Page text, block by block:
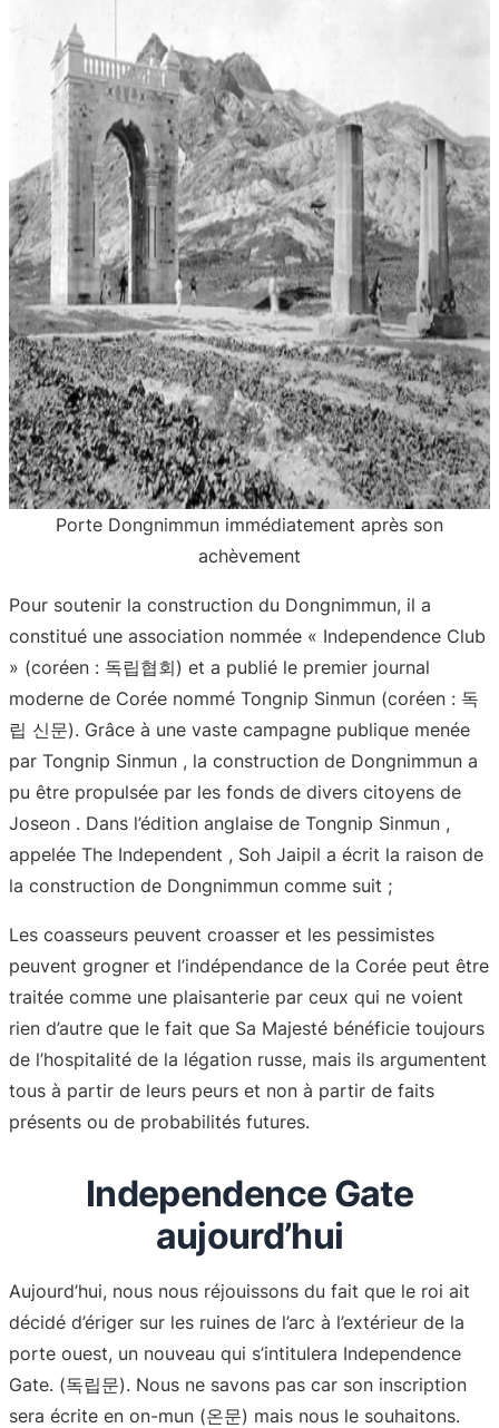
Porte Dongnimmun immédiatement après son
achèvement
Pour soutenir la construction du Dongnimmun, il a
constitué une association nommée « Independence Club
» (coréen : 독립협회) et a publié le premier journal
moderne de Corée nommé Tongnip Sinmun (coréen : 독
립 신문). Grâce à une vaste campagne publique menée
par Tongnip Sinmun , la construction de Dongnimmun a
pu être propulsée par les fonds de divers citoyens de
Joseon . Dans l’édition anglaise de Tongnip Sinmun ,
appelée The Independent , Soh Jaipil a écrit la raison de
la construction de Dongnimmun comme suit ;
Les coasseurs peuvent croasser et les pessimistes
peuvent grogner et l’indépendance de la Corée peut être
traitée comme une plaisanterie par ceux qui ne voient
rien d’autre que le fait que Sa Majesté bénéficie toujours
de l’hospitalité de la légation russe, mais ils argumentent
tous à partir de leurs peurs et non à partir de faits
présents ou de probabilités futures.
Independence Gate
aujourd’hui
Aujourd’hui, nous nous réjouissons du fait que le roi ait
décidé d’ériger sur les ruines de l’arc à l’extérieur de la
porte ouest, un nouveau qui s’intitulera Independence
Gate. (독립문). Nous ne savons pas car son inscription
sera écrite en on-mun (온문) mais nous le souhaitons.